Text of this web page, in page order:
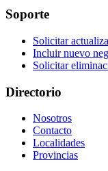
Soporte
Solicitar
Incluir nuevo
Solicitar
Directorio
Nosotros
Contacto
Localidades
Provincias